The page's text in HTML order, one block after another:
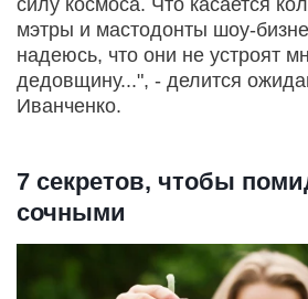
мэтры и мастодонты шоу-
надеюсь, что они не устроят
дедовщину...", - делится
Иванченко.
7 секретов, чтобы
сочными